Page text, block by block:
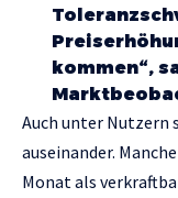
kommen“,
Auch unter Nutzern
auseinander.
Monat als